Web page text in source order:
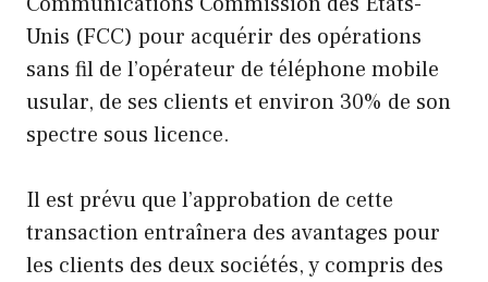
Unis (FCC) pour acquérir des opérations
sans fil de l’opérateur de téléphone mobile
usular, de ses clients et environ 30% de son
spectre sous licence.
Il est prévu que l’approbation de cette
transaction entraînera des avantages pour
les clients des deux sociétés, y compris des